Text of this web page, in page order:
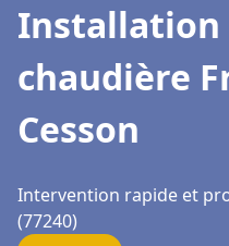
Installation
chaudière
Cesson
Intervention rapide et
(77240)